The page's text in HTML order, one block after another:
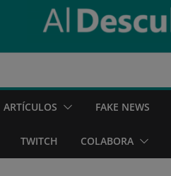
ARTÍCULOS FAKE NEWS
TWITCH COLABORA